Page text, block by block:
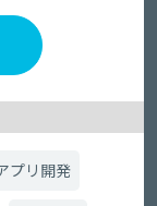
プリ開発